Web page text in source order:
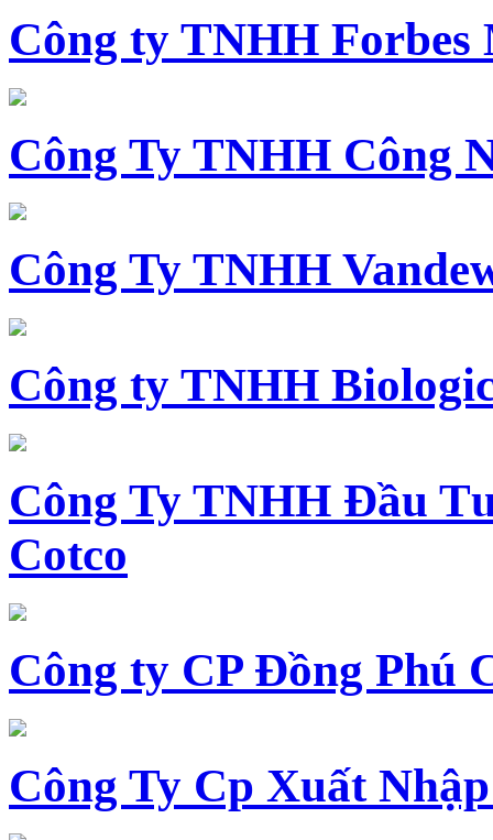
Công ty TNHH
Công Ty TNHH Công
Công Ty TNHH
Công ty TNHH
Công Ty TNHH Đầu
Cotco
Công ty CP Đồng Phú
Công Ty Cp Xuất